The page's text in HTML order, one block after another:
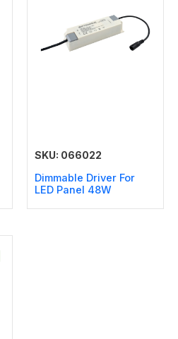
SKU: 066022
Dimmable Driver For
LED Panel 48W